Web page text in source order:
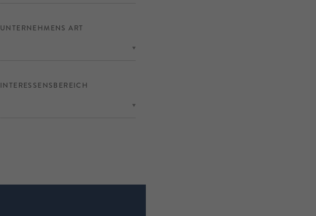
UNTERNEHMENS ART
INTERESSENSBEREICH